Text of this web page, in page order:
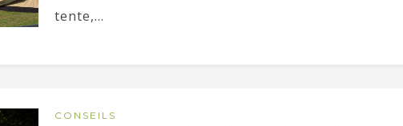
tente,...
CONSEILS